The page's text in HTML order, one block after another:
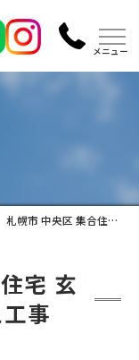
札幌市 中央区 集合住宅 玄関土間 CF張替え工事
宅 玄
事